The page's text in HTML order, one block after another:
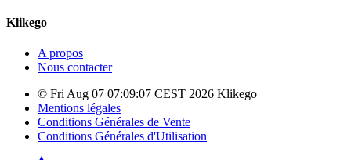
Klikego
A propos
Nous contacter
© Fri Aug 07 07:09:07 CEST 2026 Klikego
Mentions légales
Conditions Générales de Vente
Conditions Générales d'Utilisation